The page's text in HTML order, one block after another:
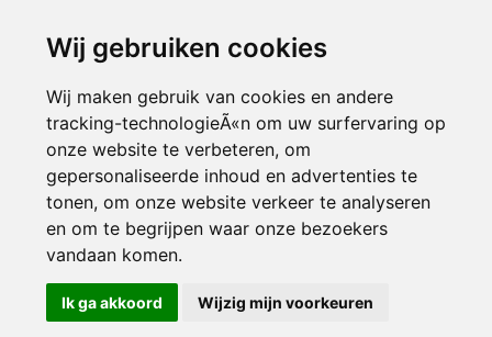
Wij gebruiken cookies
Wij maken gebruik van cookies en andere
tracking-technologieÃ«n om uw surfervaring op
onze website te verbeteren, om
gepersonaliseerde inhoud en advertenties te
tonen, om onze website verkeer te analyseren
en om te begrijpen waar onze bezoekers
vandaan komen.
Ik ga akkoord Wijzig mijn voorkeuren
de code te wijzigen.
© 2000-2026 UFE Media:Managersonline.nl|Brisk magazine
Partners:Autowereld.com